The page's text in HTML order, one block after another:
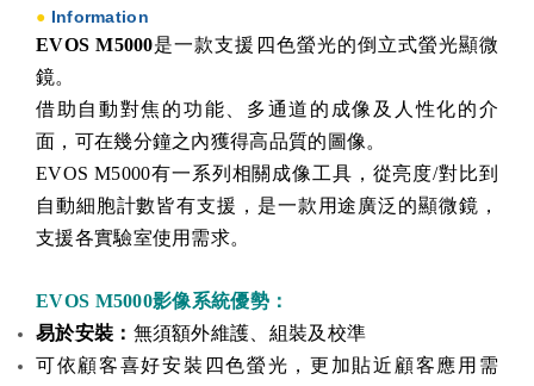
● Information
EVOS M5000是一款支援四色螢光的倒立式螢光顯微
鏡。
借助自動對焦的功能、多通道的成像及人性化的介
面，可在幾分鐘之內獲得高品質的圖像。
EVOS M5000有一系列相關成像工具，從亮度/對比到
自動細胞計數皆有支援，是一款用途廣泛的顯微鏡，
支援各實驗室使用需求。
EVOS M5000影像系統優勢：
易於安裝： 無須額外維護、組裝及校準
可依顧客喜好安裝四色螢光，更加貼近顧客應用需